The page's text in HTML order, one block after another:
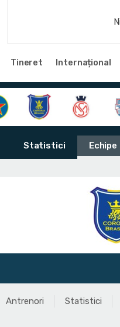
Tineret Internațional
Statistici Echipe
Antrenori Statistici